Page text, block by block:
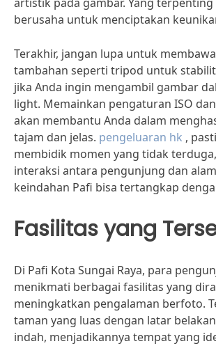
berusaha untuk menciptakan
Terakhir, jangan lupa untuk
tambahan seperti tripod untuk
jika Anda ingin mengambil gambar
light. Memainkan pengaturan ISO
akan membantu Anda dalam
tajam dan jelas. pengeluaran hk ,
membidik momen yang tidak
interaksi antara pengunjung dan
keindahan Pafi bisa tertangkap
Fasilitas yang
Di Pafi Kota Sungai Raya, para
menikmati berbagai fasilitas yang
meningkatkan pengalaman berfoto.
taman yang luas dengan latar
indah, menjadikannya tempat yang